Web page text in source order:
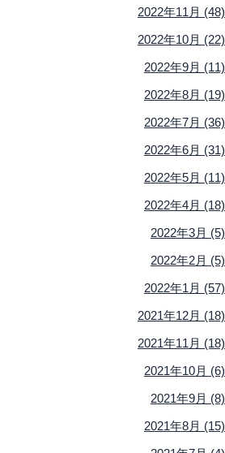
2022年11月 (48)
2022年10月 (22)
2022年9月 (11)
2022年8月 (19)
2022年7月 (36)
2022年6月 (31)
2022年5月 (11)
2022年4月 (18)
2022年3月 (5)
2022年2月 (5)
2022年1月 (57)
2021年12月 (18)
2021年11月 (18)
2021年10月 (6)
2021年9月 (8)
2021年8月 (15)